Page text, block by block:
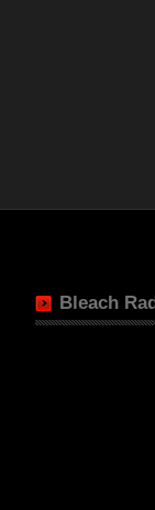
Bleach